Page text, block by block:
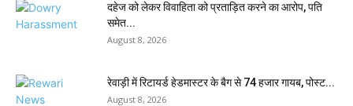
दहेज को लेकर विवाहिता को प्रताड़ित करने का आरोप, पति
समेत...
August 8, 2026
रेवाड़ी में रिटायर्ड हेडमास्टर के बैग से ₹74 हजार गायब, पोस्ट...
August 8, 2026